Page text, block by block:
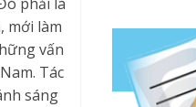
mới làm
vấn
Tác
sáng